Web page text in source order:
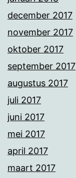
december 2017
november 2017
oktober 2017
september 2017
augustus 2017
juli 2017
juni 2017
mei 2017
april 2017
maart 2017